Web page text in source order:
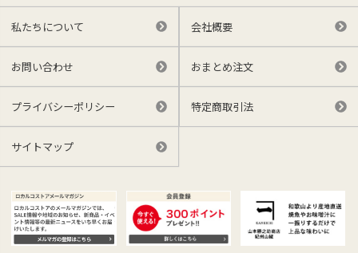
私たちについて 会社概要
お問い合わせ おまとめ注文
プライバシーポリシー 特定商取引法
サイトマップ